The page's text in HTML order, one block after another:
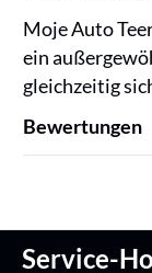
Moje Auto
ein
gleichzeitig
Bewertungen
Service-